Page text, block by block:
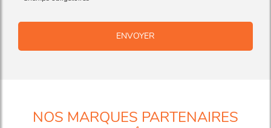
NOS MARQUES PARTENAIRES